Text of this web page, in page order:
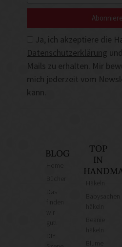
Ja, ich akzeptiere die
Datenschutzerklärung
Mails zu erhalten. Mir
mich jederzeit vom
kann.
BLOG
finden
gut!
TOP
IN
häkeln